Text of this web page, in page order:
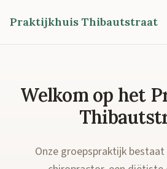
Praktijkhuis Thibautstraat
Welkom op het
Onze groepspraktijk